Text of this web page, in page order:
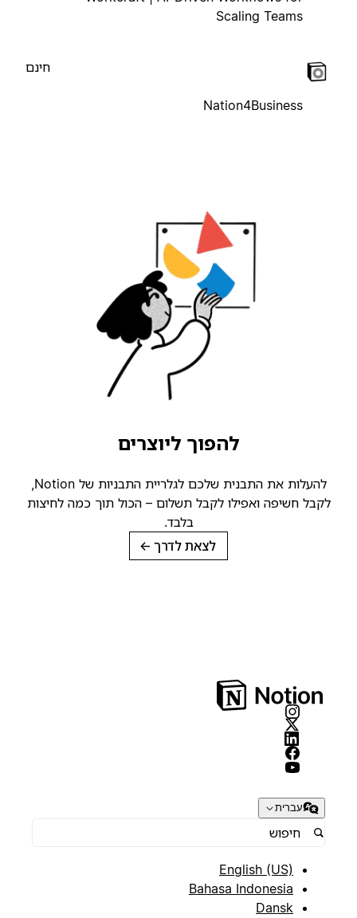
Scaling Teams
Nation4Business
להפוך ליוצרים
להעלות את התבנית שלכם לגלריית התבניות של Notion,
לקבל חשיפה ואפילו לקבל תשלום – הכול תוך כמה לחיצות
בלבד.
לצאת לדרך→
עברית
English (US)
Bahasa Indonesia
Dansk